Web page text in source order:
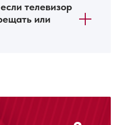
телевизор
или